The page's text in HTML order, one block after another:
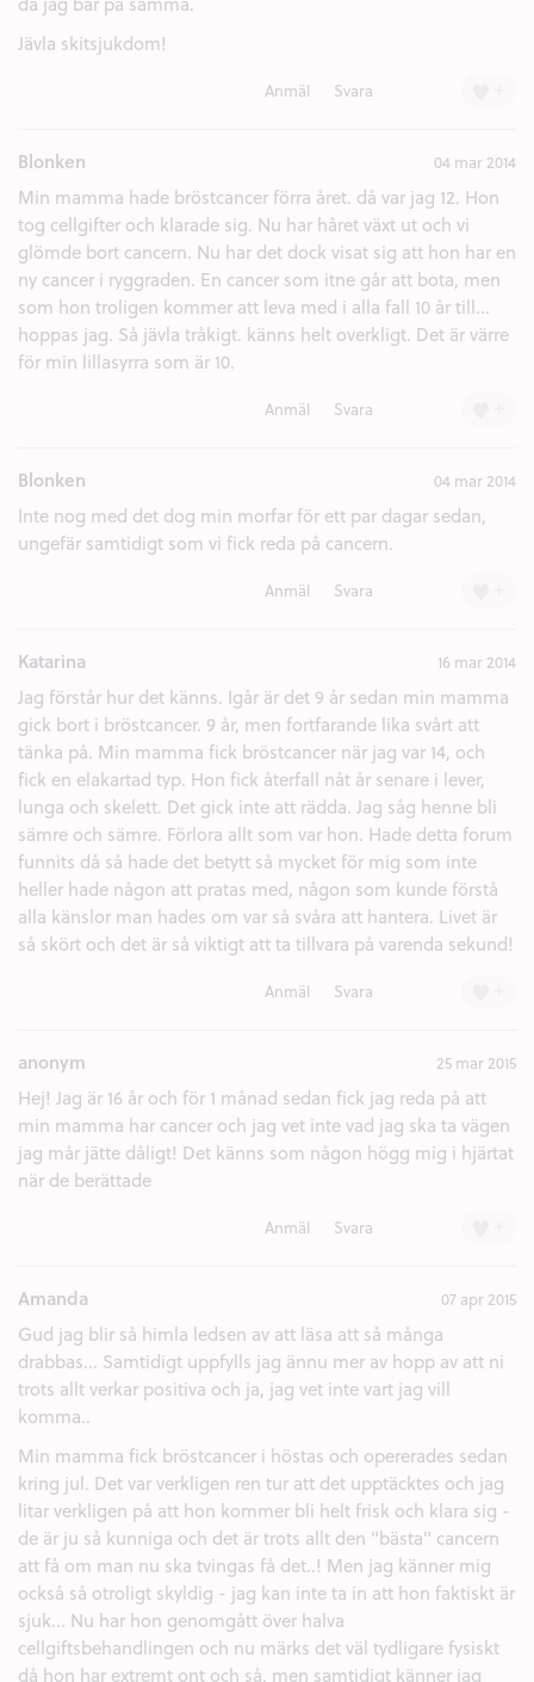
Jävla skitsjukdom!
Anmäl Svara
Blonken 04 mar 2014
Min mamma hade bröstcancer förra året. då var jag 12. Hon
tog cellgifter och klarade sig. Nu har håret växt ut och vi
glömde bort cancern. Nu har det dock visat sig att hon har en
ny cancer i ryggraden. En cancer som itne går att bota, men
som hon troligen kommer att leva med i alla fall 10 år till...
hoppas jag. Så jävla tråkigt. känns helt overkligt. Det är värre
för min lillasyrra som är 10.
Anmäl Svara
Blonken 04 mar 2014
Inte nog med det dog min morfar för ett par dagar sedan,
ungefär samtidigt som vi fick reda på cancern.
Anmäl Svara
Katarina 16 mar 2014
Jag förstår hur det känns. Igår är det 9 år sedan min mamma
gick bort i bröstcancer. 9 år, men fortfarande lika svårt att
tänka på. Min mamma fick bröstcancer när jag var 14, och
fick en elakartad typ. Hon fick återfall nåt år senare i lever,
lunga och skelett. Det gick inte att rädda. Jag såg henne bli
sämre och sämre. Förlora allt som var hon. Hade detta forum
funnits då så hade det betytt så mycket för mig som inte
heller hade någon att pratas med, någon som kunde förstå
alla känslor man hades om var så svåra att hantera. Livet är
så skört och det är så viktigt att ta tillvara på varenda sekund!
Anmäl Svara
anonym 25 mar 2015
Hej! Jag är 16 år och för 1 månad sedan fick jag reda på att
min mamma har cancer och jag vet inte vad jag ska ta vägen
jag mår jätte dåligt! Det känns som någon högg mig i hjärtat
när de berättade
Anmäl Svara
Amanda 07 apr 2015
Gud jag blir så himla ledsen av att läsa att så många
drabbas... Samtidigt uppfylls jag ännu mer av hopp av att ni
trots allt verkar positiva och ja, jag vet inte vart jag vill
komma..
Min mamma fick bröstcancer i höstas och opererades sedan
kring jul. Det var verkligen ren tur att det upptäcktes och jag
litar verkligen på att hon kommer bli helt frisk och klara sig -
de är ju så kunniga och det är trots allt den "bästa" cancern
att få om man nu ska tvingas få det..! Men jag känner mig
också så otroligt skyldig - jag kan inte ta in att hon faktiskt är
sjuk... Nu har hon genomgått över halva
cellgiftsbehandlingen och nu märks det väl tydligare fysiskt
då hon har extremt ont och så, men samtidigt känner jag